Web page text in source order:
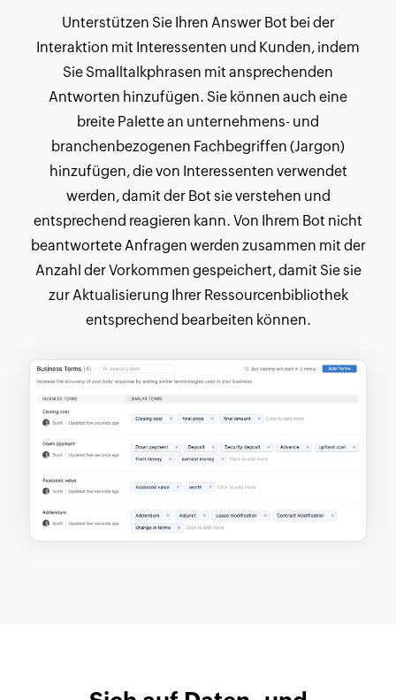
Unterstützen Sie Ihren Answer Bot bei der
Interaktion mit Interessenten und Kunden, indem
Sie Smalltalkphrasen mit ansprechenden
Antworten hinzufügen. Sie können auch eine
breite Palette an unternehmens- und
branchenbezogenen Fachbegriffen (Jargon)
hinzufügen, die von Interessenten verwendet
werden, damit der Bot sie verstehen und
entsprechend reagieren kann. Von Ihrem Bot nicht
beantwortete Anfragen werden zusammen mit der
Anzahl der Vorkommen gespeichert, damit Sie sie
zur Aktualisierung Ihrer Ressourcenbibliothek
entsprechend bearbeiten können.